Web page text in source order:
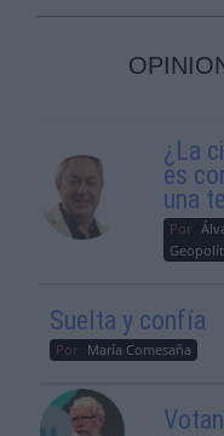
¿La
es
una
Por
Suelta y confía
Por María Comesaña